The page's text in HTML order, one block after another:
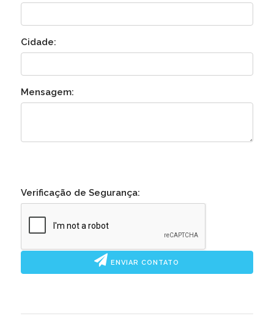
Cidade:
Mensagem:
Verificação de Segurança:
ENVIAR CONTATO